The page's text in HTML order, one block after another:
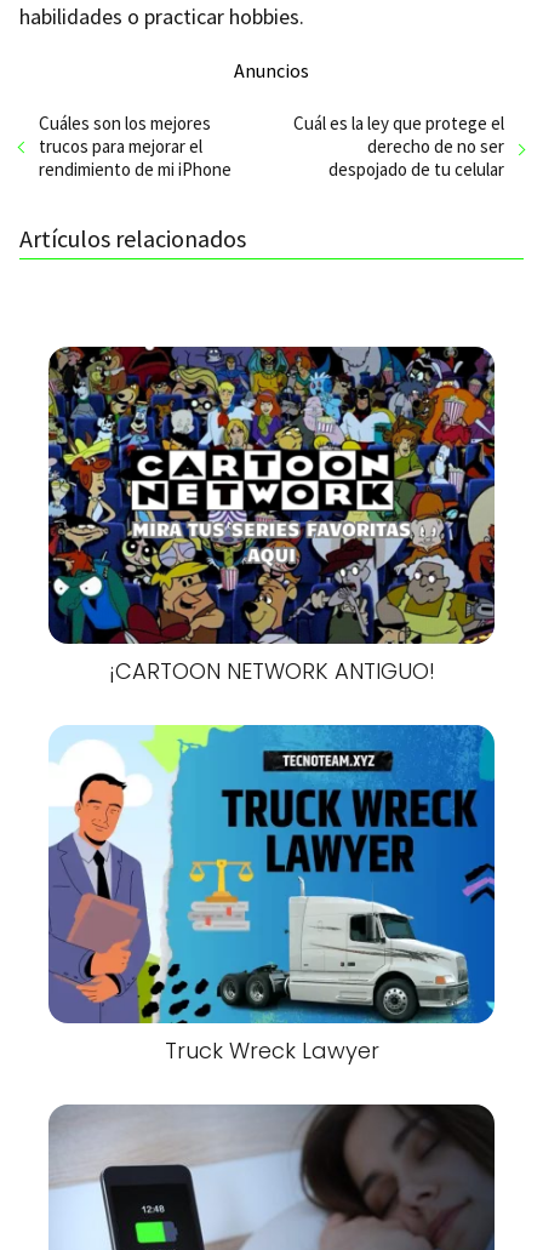
habilidades o practicar hobbies.
Anuncios
Cuáles son los mejores
trucos para mejorar el
rendimiento de mi iPhone
Cuál es la ley que protege el
derecho de no ser
despojado de tu celular
Artículos relacionados
¡CARTOON NETWORK ANTIGUO!
Truck Wreck Lawyer